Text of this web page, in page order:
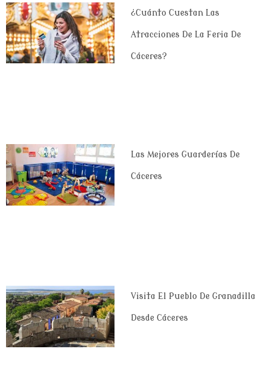
¿Cuánto Cuestan Las
Atracciones De La Feria De
Cáceres?
Las Mejores Guarderías De
Cáceres
Visita El Pueblo De Granadilla
Desde Cáceres